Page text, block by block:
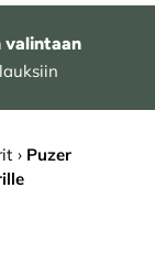
valintaan
› Puzer